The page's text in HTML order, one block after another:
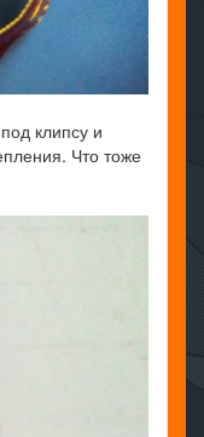
клипсу и
Что тоже